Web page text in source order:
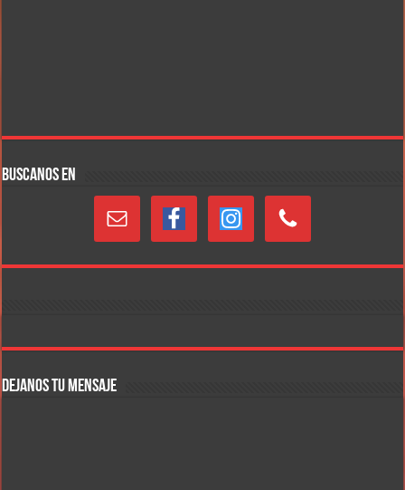
BUSCANOS EN
DEJANOS TU MENSAJE